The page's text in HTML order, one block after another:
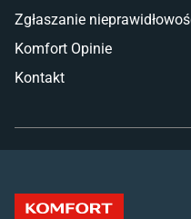
Zgłaszanie
Komfort Opinie
Kontakt